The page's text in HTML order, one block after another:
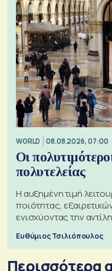
WORLD 08.08.2026, 07:00
Οι
πολυτελείας
Η αυξημένη τιμή
ποιότητας,
ενισχύοντας την
Ευθύμιος Τσιλιόπουλος
Περισσότερα